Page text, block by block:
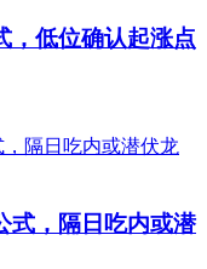
，低位确认起涨点
式，隔日吃内或潜